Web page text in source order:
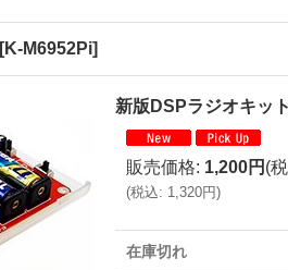
[K-M6952Pi]
新版DSPラジオキッ
販売価格: 1,200円 (
(税込: 1,320円)
在庫切れ